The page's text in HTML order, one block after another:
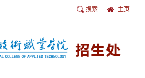
搜索 主页